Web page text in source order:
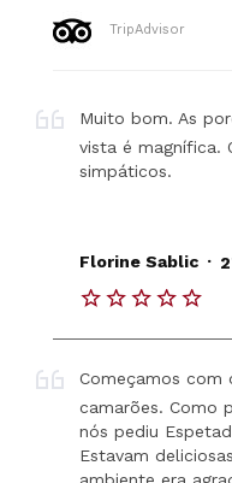
TripAdvisor
Muito bom. As
vista é magnífica.
simpáticos.
Florine Sablic .
Começamos com
camarões. Como
nós pediu
Estavam